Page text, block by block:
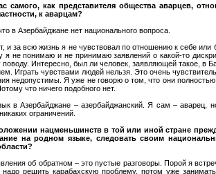
самого, как представителя общества аварцев,
к аварцам?
в Азербайджане нет национального вопроса.
и за всю жизнь я не чувствовал по отношению к себе или
я не понимаю и не принимаю заявлений о какой-то
поводу. Интересно, был ли человек, заявляющей такое, в
Играть чувствами людей нельзя. Это очень
недопустимы. Я уже не говорю о том, что они
что ничего подобного нет.
в Азербайджане – азербайджанский. Я сам – аварец,
ограничений.
нацменьшинств в той или иной стране
на родном языке, следовать своим
об обратном – это пустые разговоры. Порой я
решить карабахскую проблему, потом уже